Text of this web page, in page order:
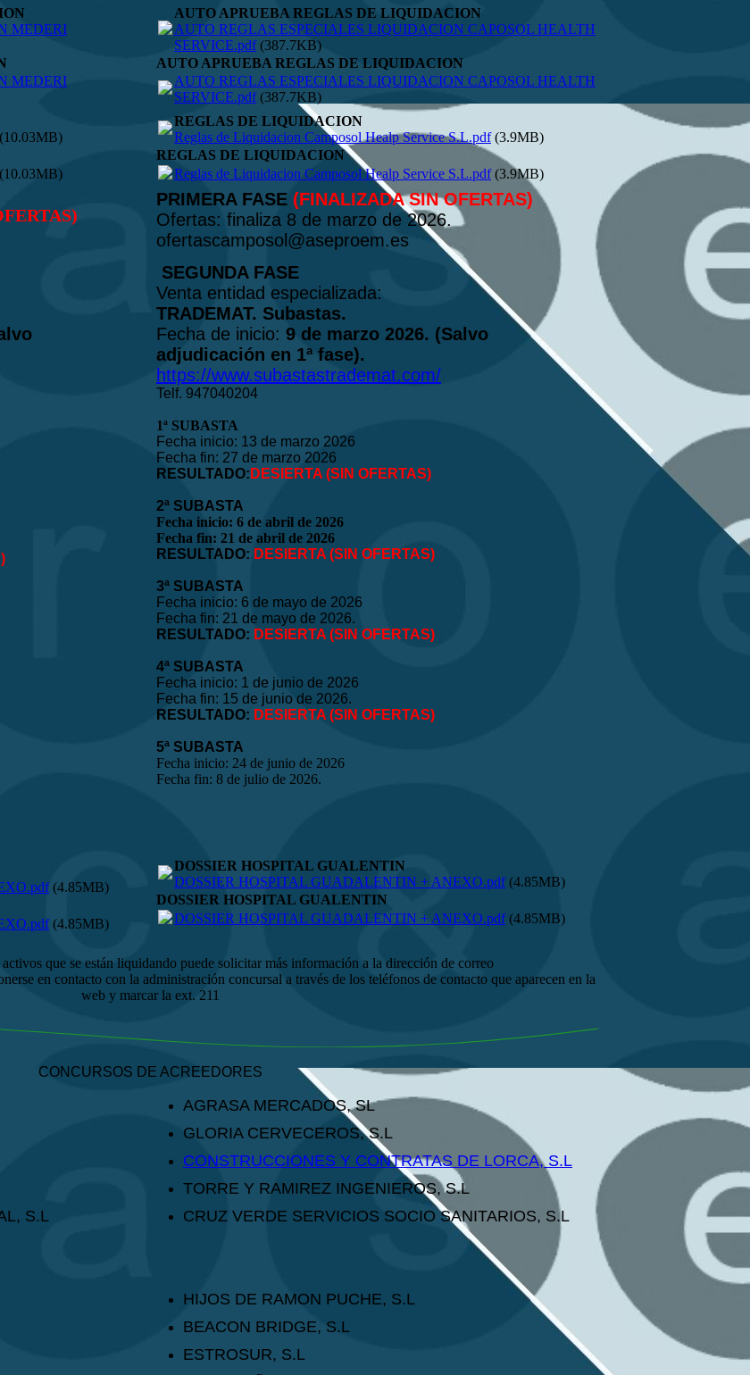
MEDERI
MEDERI
AUTO APRUEBA REGLAS DE LIQUIDACION
AUTO REGLAS ESPECIALES LIQUIDACION CAPOSOL HEALTH
SERVICE.pdf(387.7KB)
AUTO APRUEBA REGLAS DE LIQUIDACION
AUTO REGLAS ESPECIALES LIQUIDACION CAPOSOL HEALTH
SERVICE.pdf(387.7KB)
REGLAS DE LIQUIDACION
Reglas de Liquidacion Camposol Healp Service S.L.pdf(3.9MB)
REGLAS DE LIQUIDACION
Reglas de Liquidacion Camposol Healp Service S.L.pdf(3.9MB)
PRIMERA FASE (FINALIZADA SIN OFERTAS)
Ofertas: finaliza 8 de marzo de 2026.
ofertascamposol@aseproem.es
(4.85MB)
(4.85MB)
SEGUNDA FASE
Venta entidad especializada:
TRADEMAT. Subastas.
Fecha de inicio: 9 de marzo 2026. (Salvo
adjudicación en 1ª fase).
https://www.subastastrademat.com/
Telf. 947040204
1ª SUBASTA
Fecha inicio: 13 de marzo 2026
Fecha fin: 27 de marzo 2026
RESULTADO: DESIERTA (SIN OFERTAS)
2ª SUBASTA
Fecha inicio: 6 de abril de 2026
Fecha fin: 21 de abril de 2026
RESULTADO: DESIERTA (SIN OFERTAS)
3ª SUBASTA
Fecha inicio: 6 de mayo de 2026
Fecha fin: 21 de mayo de 2026.
RESULTADO: DESIERTA (SIN OFERTAS)
4ª SUBASTA
Fecha inicio: 1 de junio de 2026
Fecha fin: 15 de junio de 2026.
RESULTADO: DESIERTA (SIN OFERTAS)
5ª SUBASTA
Fecha inicio: 24 de junio de 2026
Fecha fin: 8 de julio de 2026.
DOSSIER HOSPITAL GUALENTIN
DOSSIER HOSPITAL GUADALENTIN + ANEXO.pdf(4.85MB)
DOSSIER HOSPITAL GUALENTIN
DOSSIER HOSPITAL GUADALENTIN + ANEXO.pdf(4.85MB)
que se están liquidando puede solicitar más información a la dirección de correo
en contacto con la administración concursal a través de los teléfonos de contacto que aparecen en la
web y marcar la ext. 211
CONCURSOS DE ACREEDORES
S.L
AGRASA MERCADOS, SL
GLORIA CERVECEROS, S.L
CONSTRUCCIONES Y CONTRATAS DE LORCA, S.L
TORRE Y RAMIREZ INGENIEROS, S.L
CRUZ VERDE SERVICIOS SOCIO SANITARIOS, S.L
HIJOS DE RAMON PUCHE, S.L
BEACON BRIDGE, S.L
ESTROSUR, S.L